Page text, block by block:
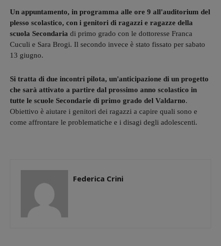
Un appuntamento, in programma alle ore 9 all'auditorium del
plesso scolastico, con i genitori di ragazzi e ragazze della
scuola Secondaria di primo grado con le dottoresse Franca
Cuculi e Sara Brogi. Il secondo invece è stato fissato per sabato
13 giugno.
Si tratta di due incontri pilota, un'anticipazione di un progetto
che sarà attivato a partire dal prossimo anno scolastico in
tutte le scuole Secondarie di primo grado del Valdarno.
Obiettivo è aiutare i genitori dei ragazzi a capire quali sono e
come affrontare le problematiche e i disagi degli adolescenti.
Federica Crini